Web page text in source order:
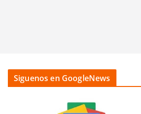
Siguenos en GoogleNews